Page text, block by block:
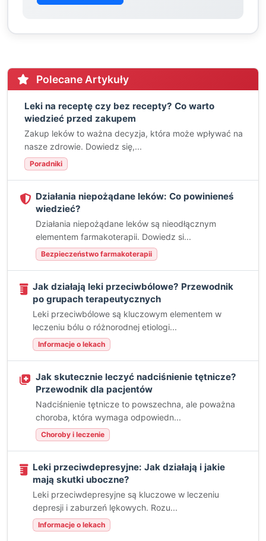
Polecane Artykuły
Leki na receptę czy bez recepty? Co warto
wiedzieć przed zakupem
Zakup leków to ważna decyzja, która może wpływać na
nasze zdrowie. Dowiedz się,...
Poradniki
Działania niepożądane leków: Co powinieneś
wiedzieć?
Działania niepożądane leków są nieodłącznym
elementem farmakoterapii. Dowiedz si...
Bezpieczeństwo farmakoterapii
Jak działają leki przeciwbólowe? Przewodnik
po grupach terapeutycznych
Leki przeciwbólowe są kluczowym elementem w
leczeniu bólu o różnorodnej etiologi...
Informacje o lekach
Jak skutecznie leczyć nadciśnienie tętnicze?
Przewodnik dla pacjentów
Nadciśnienie tętnicze to powszechna, ale poważna
choroba, która wymaga odpowiedn...
Choroby i leczenie
Leki przeciwdepresyjne: Jak działają i jakie
mają skutki uboczne?
Leki przeciwdepresyjne są kluczowe w leczeniu
depresji i zaburzeń lękowych. Rozu...
Informacje o lekach